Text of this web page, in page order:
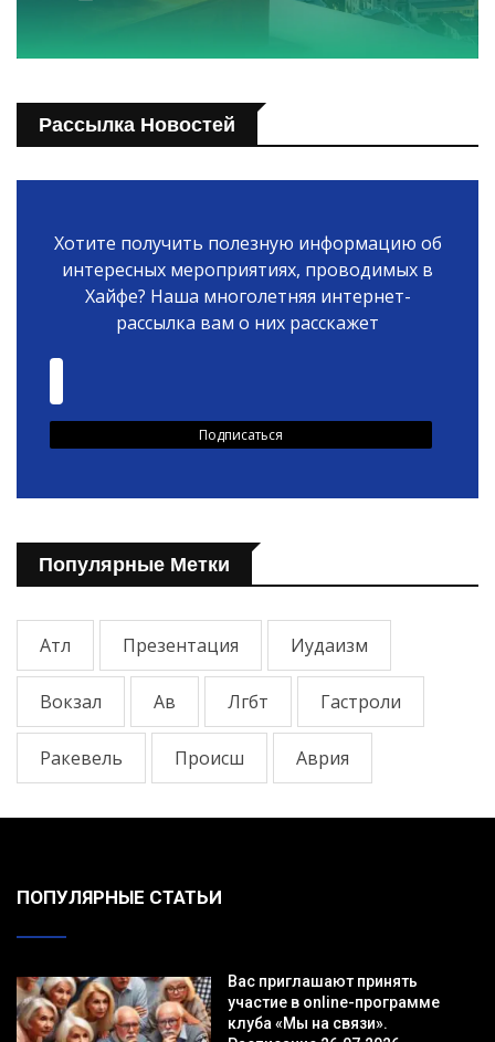
Рассылка Новостей
Хотите получить полезную информацию об
интересных мероприятиях, проводимых в
Хайфе? Наша многолетняя интернет-
рассылка вам о них расскажет
Популярные Метки
Атл Презентация Иудаизм
Вокзал Ав Лгбт Гастроли
Ракевель Происш Аврия
ПОПУЛЯРНЫЕ СТАТЬИ
Вас приглашают принять
участие в online-программе
клуба «Мы на связи».